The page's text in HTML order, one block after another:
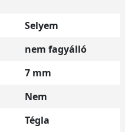
Selyem
nem fagyálló
7 mm
Nem
Tégla